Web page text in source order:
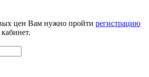
цен Вам нужно пройти регистрацию